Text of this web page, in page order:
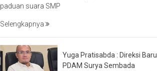
paduan suara SMP
Selengkapnya
Yuga Pratisabda : Direksi Baru
PDAM Surya Sembada